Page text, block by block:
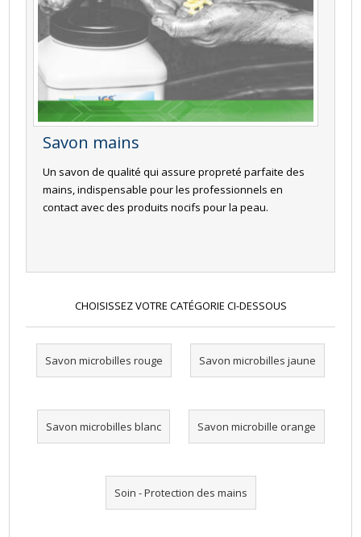
Savon mains
Un savon de qualité qui assure propreté parfaite des
mains, indispensable pour les professionnels en
contact avec des produits nocifs pour la peau.
CHOISISSEZ VOTRE CATÉGORIE CI-DESSOUS
Savon microbilles rouge Savon microbilles jaune
Savon microbilles blanc Savon microbille orange
Soin - Protection des mains